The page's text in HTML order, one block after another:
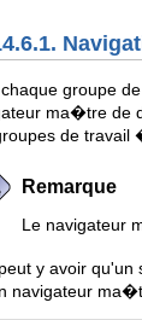
groupe
ma�tre de
de travail
Remarque
Le navigateur
y avoir
navigateur